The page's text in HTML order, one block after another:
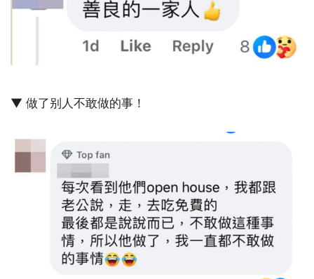
▼ 做了别人不敢做的事！